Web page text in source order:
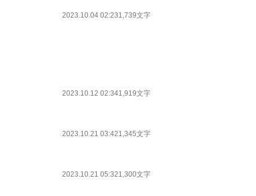
2023.10.04 02:231,739文字
2023.10.12 02:341,919文字
2023.10.21 03:421,345文字
2023.10.21 05:321,300文字